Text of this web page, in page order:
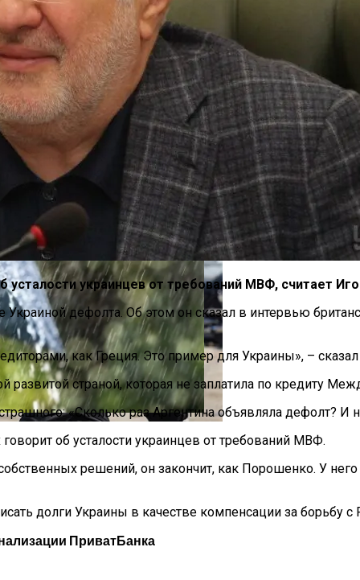
За Рубежом: Советы Для Беженцев
Что Стоит На Кону
Приняли Только Сейчас
Реальность Безнадежной Обстановки
С Прошлого Перемирия
Дожди
украинцев от требований МВФ, считает
дефолта. Об этом он сказал в интервью
как Греция. Это пример для Украины», –
развитой страной, которая не заплатила по кредиту
«Сколько раз Аргентина объявляла дефолт? И
об усталости украинцев от требований МВФ.
решений, он закончит, как Порошенко. У
долги Украины в качестве компенсации за борьбу с
ПриватБанка